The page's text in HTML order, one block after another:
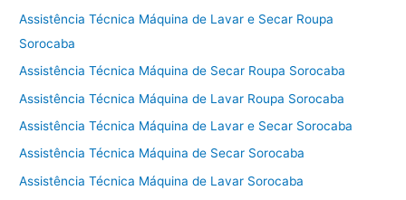
Assistência Técnica Máquina de Lavar e Secar Roupa
Sorocaba
Assistência Técnica Máquina de Secar Roupa Sorocaba
Assistência Técnica Máquina de Lavar Roupa Sorocaba
Assistência Técnica Máquina de Lavar e Secar Sorocaba
Assistência Técnica Máquina de Secar Sorocaba
Assistência Técnica Máquina de Lavar Sorocaba